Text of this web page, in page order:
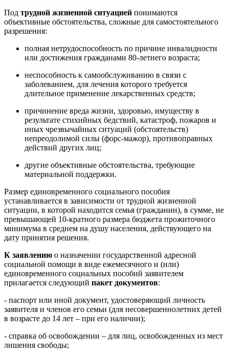
Под трудной жизненной ситуацией понимаются
объективные обстоятельства, сложные для самостоятельного
разрешения:
полная нетрудоспособность по причине инвалидности
или достижения гражданами 80-летнего возраста;
неспособность к самообслуживанию в связи с
заболеванием, для лечения которого требуется
длительное применение лекарственных средств;
причинение вреда жизни, здоровью, имуществу в
результате стихийных бедствий, катастроф, пожаров и
иных чрезвычайных ситуаций (обстоятельств)
непреодолимой силы (форс-мажор), противоправных
действий других лиц;
другие объективные обстоятельства, требующие
материальной поддержки.
Размер единовременного социального пособия
устанавливается в зависимости от трудной жизненной
ситуации, в которой находится семья (гражданин), в сумме, не
превышающей 10-кратного размера бюджета прожиточного
минимума в среднем на душу населения, действующего на
дату принятия решения.
К заявлению о назначении государственной адресной
социальной помощи в виде ежемесячного и (или)
единовременного социальных пособий заявителем
прилагается следующий пакет документов:
- паспорт или иной документ, удостоверяющий личность
заявителя и членов его семьи (для несовершеннолетних детей
в возрасте до 14 лет – при его наличии);
- справка об освобождении – для лиц, освобожденных из мест
лишения свободы;